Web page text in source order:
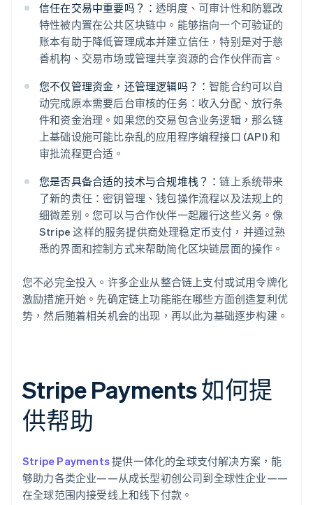
信任在交易中重要吗？：透明度、可审计性和防篡改
特性被内置在公共区块链中。能够指向一个可验证的
账本有助于降低管理成本并建立信任，特别是对于慈
善机构、交易市场或管理共享资源的合作伙伴而言。
您不仅管理资金，还管理逻辑吗？：智能合约可以自
动完成原本需要后台审核的任务：收入分配、放行条
件和资金治理。如果您的交易包含业务逻辑，那么链
上基础设施可能比杂乱的应用程序编程接口 (API) 和
审批流程更合适。
您是否具备合适的技术与合规堆栈？：链上系统带来
了新的责任：密钥管理、钱包操作流程以及法规上的
细微差别。您可以与合作伙伴一起履行这些义务。像
Stripe 这样的服务提供商处理稳定币支付，并通过熟
悉的界面和控制方式来帮助简化区块链层面的操作。
您不必完全投入。许多企业从整合链上支付或试用令牌化
激励措施开始。先确定链上功能能在哪些方面创造复利优
势，然后随着相关机会的出现，再以此为基础逐步构建。
Stripe Payments 如何提
供帮助
Stripe Payments提供一体化的全球支付解决方案，能
够助力各类企业——从成长型初创公司到全球性企业——
在全球范围内接受线上和线下付款。